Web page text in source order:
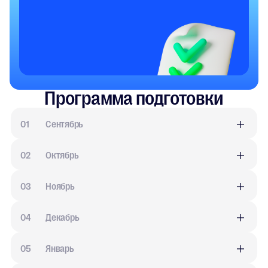
Программа подготовки
01 Сентябрь
02 Октябрь
03 Ноябрь
04 Декабрь
05 Январь